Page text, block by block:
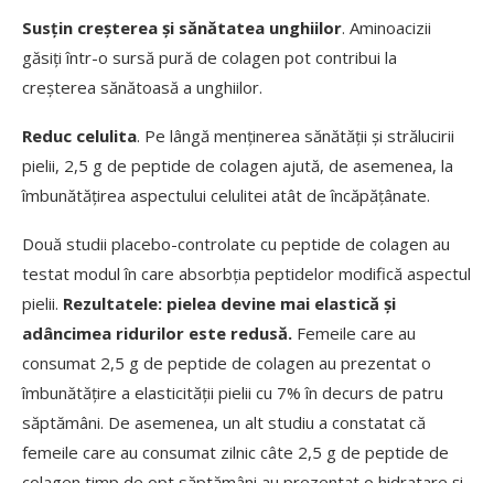
Susțin creșterea și sănătatea unghiilor. Aminoacizii
găsiți într-o sursă pură de colagen pot contribui la
creșterea sănătoasă a unghiilor.
Reduc celulita. Pe lângă menținerea sănătății și strălucirii
pielii, 2,5 g de peptide de colagen ajută, de asemenea, la
îmbunătățirea aspectului celulitei atât de încăpățânate.
Două studii placebo-controlate cu peptide de colagen au
testat modul în care absorbția peptidelor modifică aspectul
pielii. Rezultatele: pielea devine mai elastică și
adâncimea ridurilor este redusă. Femeile care au
consumat 2,5 g de peptide de colagen au prezentat o
îmbunătățire a elasticității pielii cu 7% în decurs de patru
săptămâni. De asemenea, un alt studiu a constatat că
femeile care au consumat zilnic câte 2,5 g de peptide de